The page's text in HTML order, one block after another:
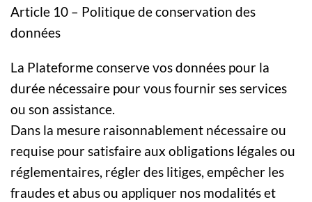
Article 10 – Politique de conservation des
données
La Plateforme conserve vos données pour la
durée nécessaire pour vous fournir ses services
ou son assistance.
Dans la mesure raisonnablement nécessaire ou
requise pour satisfaire aux obligations légales ou
réglementaires, régler des litiges, empêcher les
fraudes et abus ou appliquer nos modalités et